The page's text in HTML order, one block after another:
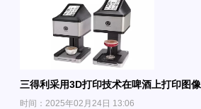
三得利采用3D打印技术在啤酒上打印图像
时间：2025年02月24日 13:06